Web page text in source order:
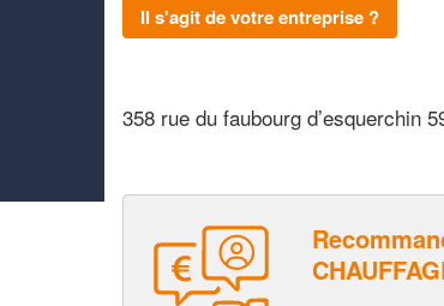
Il s'agit de votre entreprise ?
358 rue du faubourg d’esquerchin